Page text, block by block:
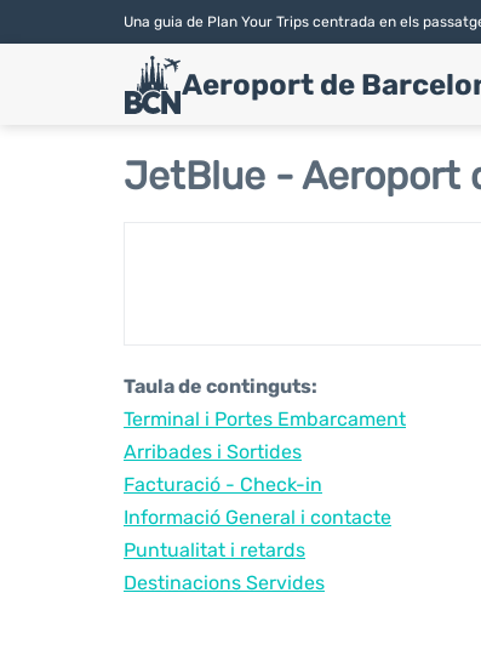
Una guia de Plan Your Trips centrada en els
Aeroport de
JetBlue - Aeroport
Taula de continguts:
Terminal i Portes Embarcament
Arribades i Sortides
Facturació - Check-in
Informació General i contacte
Puntualitat i retards
Destinacions Servides